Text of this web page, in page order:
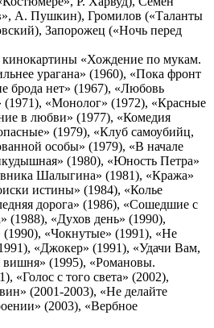
А. Пушкин), Громилов («Таланты
Запорожец («Ночь перед
«Хождение по мукам.
урагана» (1960), «Пока фронт
брода нет» (1967), «Любовь
(1971), «Монолог» (1972), «Красные
в любви» (1977), «Комедия
(1979), «Клуб самоубийц,
особы» (1979), «В начале
(1980), «Юность Петра»
Шалыгина» (1981), «Кража»
истины» (1984), «Колье
дорога» (1986), «Сошедшие с
(1988), «Духов день» (1990),
(1990), «Чокнутые» (1991), «Не
«Джокер» (1991), «Удачи Вам,
вишня» (1995), «Романовы.
«Голос с того света» (2002),
(2001-2003), «Не делайте
(2003), «Вербное